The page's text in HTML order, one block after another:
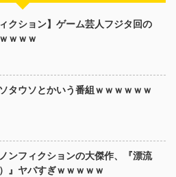
クション】ゲーム芸人フジタ回の
ｗｗｗ
タウソとかいう番組ｗｗｗｗｗｗ
ンフィクションの大傑作、『漂流
』ヤバすぎｗｗｗｗｗ